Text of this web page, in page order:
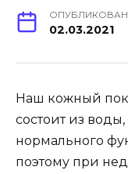
02.03.2021
Наш кожный
состоит из
нормального
поэтому при